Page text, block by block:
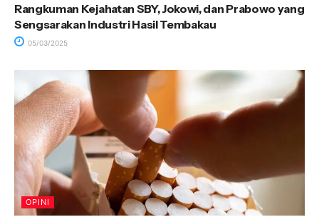
Rangkuman Kejahatan SBY, Jokowi, dan Prabowo yang
Sengsarakan Industri Hasil Tembakau
05/03/2025
OPINI